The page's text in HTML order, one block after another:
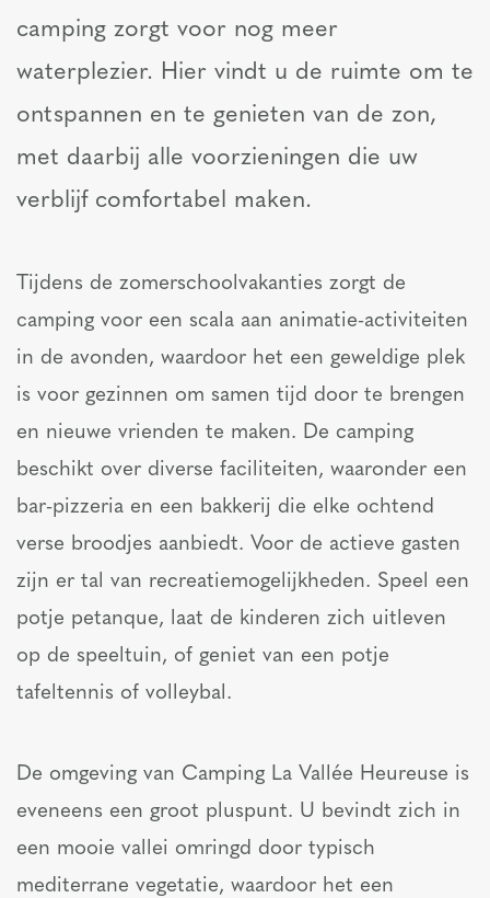
camping zorgt voor nog meer
waterplezier. Hier vindt u de ruimte om te
ontspannen en te genieten van de zon,
met daarbij alle voorzieningen die uw
verblijf comfortabel maken.
Tijdens de zomerschoolvakanties zorgt de
camping voor een scala aan animatie-activiteiten
in de avonden, waardoor het een geweldige plek
is voor gezinnen om samen tijd door te brengen
en nieuwe vrienden te maken. De camping
beschikt over diverse faciliteiten, waaronder een
bar-pizzeria en een bakkerij die elke ochtend
verse broodjes aanbiedt. Voor de actieve gasten
zijn er tal van recreatiemogelijkheden. Speel een
potje petanque, laat de kinderen zich uitleven
op de speeltuin, of geniet van een potje
tafeltennis of volleybal.
De omgeving van Camping La Vallée Heureuse is
eveneens een groot pluspunt. U bevindt zich in
een mooie vallei omringd door typisch
mediterrane vegetatie, waardoor het een